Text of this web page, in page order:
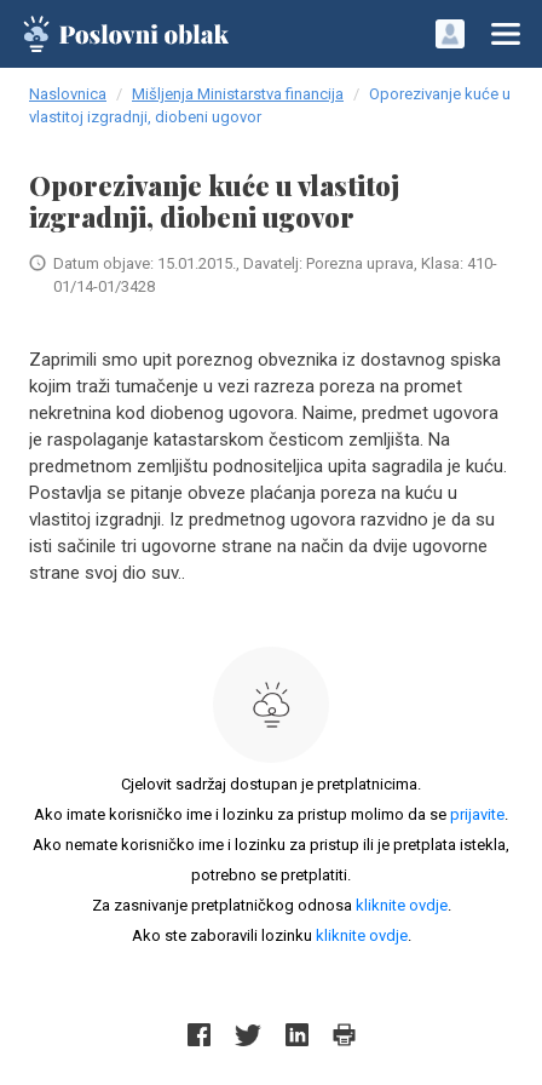
Naslovnica Mišljenja Ministarstva financija
Oporezivanje kuće u
vlastitoj izgradnji, diobeni ugovor
Oporezivanje kuće u vlastitoj
izgradnji, diobeni ugovor
Datum objave: 15.01.2015., Davatelj: Porezna uprava, Klasa: 410-
01/14-01/3428
Zaprimili smo upit poreznog obveznika iz dostavnog spiska
kojim traži tumačenje u vezi razreza poreza na promet
nekretnina kod diobenog ugovora. Naime, predmet ugovora
je raspolaganje katastarskom česticom zemljišta. Na
predmetnom zemljištu podnositeljica upita sagradila je kuću.
Postavlja se pitanje obveze plaćanja poreza na kuću u
vlastitoj izgradnji. Iz predmetnog ugovora razvidno je da su
isti sačinile tri ugovorne strane na način da dvije ugovorne
strane svoj dio suv..
Cjelovit sadržaj dostupan je pretplatnicima.
Ako imate korisničko ime i lozinku za pristup molimo da se prijavite.
Ako nemate korisničko ime i lozinku za pristup ili je pretplata istekla,
potrebno se pretplatiti.
Za zasnivanje pretplatničkog odnosa kliknite ovdje.
Ako ste zaboravili lozinku kliknite ovdje.